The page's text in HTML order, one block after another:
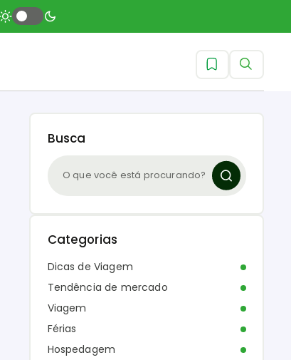
Busca
Categorias
Dicas de Viagem
Tendência de mercado
Viagem
Férias
Hospedagem